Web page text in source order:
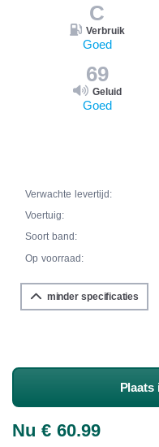
C
Verbruik
Goed
69
Geluid
Goed
Verwachte levertijd:
Voertuig:
Soort band:
Op voorraad:
minder specificaties
Plaats
Nu € 60.99